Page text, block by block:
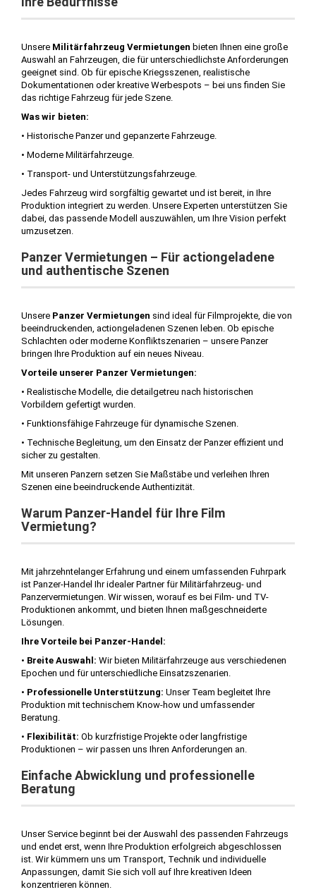
Unsere Militärfahrzeug Vermietungen bieten Ihnen eine große
Auswahl an Fahrzeugen, die für unterschiedlichste Anforderungen
geeignet sind. Ob für epische Kriegsszenen, realistische
Dokumentationen oder kreative Werbespots – bei uns finden Sie
das richtige Fahrzeug für jede Szene.
Was wir bieten:
• Historische Panzer und gepanzerte Fahrzeuge.
• Moderne Militärfahrzeuge.
• Transport- und Unterstützungsfahrzeuge.
Jedes Fahrzeug wird sorgfältig gewartet und ist bereit, in Ihre
Produktion integriert zu werden. Unsere Experten unterstützen Sie
dabei, das passende Modell auszuwählen, um Ihre Vision perfekt
umzusetzen.
Panzer Vermietungen – Für actiongeladene
und authentische Szenen
Unsere Panzer Vermietungen sind ideal für Filmprojekte, die von
beeindruckenden, actiongeladenen Szenen leben. Ob epische
Schlachten oder moderne Konfliktszenarien – unsere Panzer
bringen Ihre Produktion auf ein neues Niveau.
Vorteile unserer Panzer Vermietungen:
• Realistische Modelle, die detailgetreu nach historischen
Vorbildern gefertigt wurden.
• Funktionsfähige Fahrzeuge für dynamische Szenen.
• Technische Begleitung, um den Einsatz der Panzer effizient und
sicher zu gestalten.
Mit unseren Panzern setzen Sie Maßstäbe und verleihen Ihren
Szenen eine beeindruckende Authentizität.
Warum Panzer-Handel für Ihre Film
Vermietung?
Mit jahrzehntelanger Erfahrung und einem umfassenden Fuhrpark
ist Panzer-Handel Ihr idealer Partner für Militärfahrzeug- und
Panzervermietungen. Wir wissen, worauf es bei Film- und TV-
Produktionen ankommt, und bieten Ihnen maßgeschneiderte
Lösungen.
Ihre Vorteile bei Panzer-Handel:
• Breite Auswahl: Wir bieten Militärfahrzeuge aus verschiedenen
Epochen und für unterschiedliche Einsatzszenarien.
• Professionelle Unterstützung: Unser Team begleitet Ihre
Produktion mit technischem Know-how und umfassender
Beratung.
• Flexibilität: Ob kurzfristige Projekte oder langfristige
Produktionen – wir passen uns Ihren Anforderungen an.
Einfache Abwicklung und professionelle
Beratung
Unser Service beginnt bei der Auswahl des passenden Fahrzeugs
und endet erst, wenn Ihre Produktion erfolgreich abgeschlossen
ist. Wir kümmern uns um Transport, Technik und individuelle
Anpassungen, damit Sie sich voll auf Ihre kreativen Ideen
konzentrieren können.